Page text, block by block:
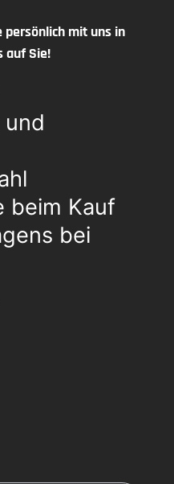
persönlich mit uns in
auf Sie!
beim Kauf
bei